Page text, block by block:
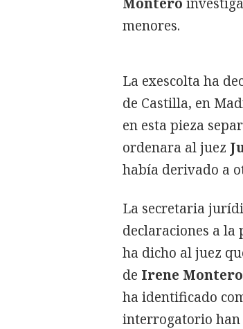
menores.
La exescolta ha
de Castilla, en
en esta pieza
ordenara al juez
había derivado a
La secretaria
declaraciones a la
ha dicho al juez
de Irene Montero
ha identificado
interrogatorio han